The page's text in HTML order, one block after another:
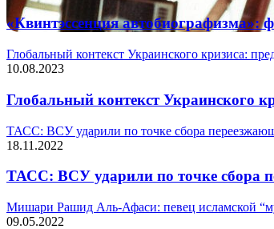
«Квинтэссенция автобиографизма»:
Глобальный контекст Украинского кризиса:
10.08.2023
Глобальный контекст Украинского
ТАСС: ВСУ ударили по точке сбора
18.11.2022
ТАСС: ВСУ ударили по точке сбора
Мишари Рашид Аль-Афаси: певец исламской
09.05.2022